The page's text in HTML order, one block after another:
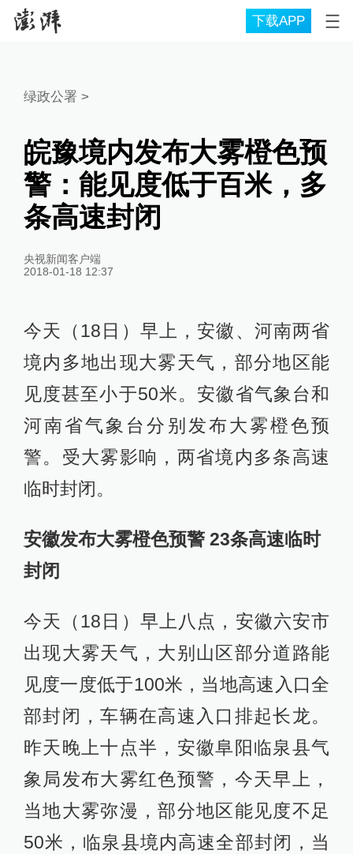
下载APP
绿政公署 >
皖豫境内发布大雾橙色预
警：能见度低于百米，多
条高速封闭
央视新闻客户端
2018-01-18 12:37
今天（18日）早上，安徽、河南两省
境内多地出现大雾天气，部分地区能
见度甚至小于50米。安徽省气象台和
河南省气象台分别发布大雾橙色预
警。受大雾影响，两省境内多条高速
临时封闭。
安徽发布大雾橙色预警 23条高速临时
封闭
今天（18日）早上八点，安徽六安市
出现大雾天气，大别山区部分道路能
见度一度低于100米，当地高速入口全
部封闭，车辆在高速入口排起长龙。
昨天晚上十点半，安徽阜阳临泉县气
象局发布大雾红色预警，今天早上，
当地大雾弥漫，部分地区能见度不足
50米，临泉县境内高速全部封闭，当